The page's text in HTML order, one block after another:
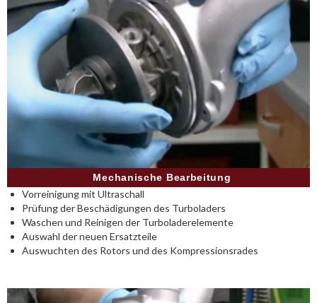
Mechanische Bearbeitung
Vorreinigung mit Ultraschall
Prüfung der Beschädigungen des Turboladers
Waschen und Reinigen der Turboladerelemente
Auswahl der neuen Ersatzteile
Auswuchten des Rotors und des Kompressionsrades